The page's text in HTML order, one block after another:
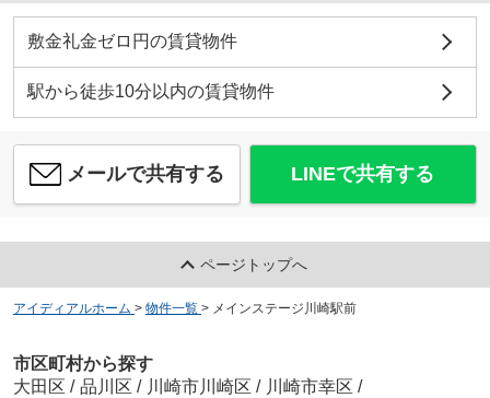
敷金礼金ゼロ円の賃貸物件
駅から徒歩10分以内の賃貸物件
メールで共有する LINEで共有する
ページトップへ
アイディアルホーム > 物件一覧 > メインステージ川崎駅前
市区町村から探す
大田区 / 品川区 / 川崎市川崎区 / 川崎市幸区 /